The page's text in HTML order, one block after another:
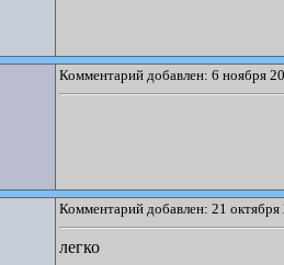
Комментарий добавлен: 6 ноября
Комментарий добавлен: 21
легко